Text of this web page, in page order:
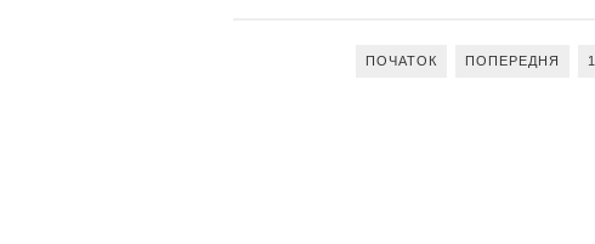
ПОЧАТОК ПОПЕРЕДНЯ 1